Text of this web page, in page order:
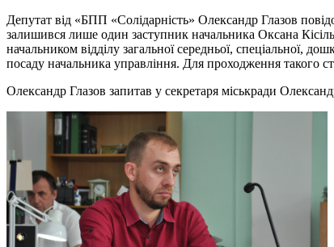
Депутат від «БПП «Солідарність» Олександр Глазов
залишився лише один заступник начальника Оксана
начальником відділу загальної середньої, спеціальної,
посаду начальника управління. Для проходження такого
Олександр Глазов запитав у секретаря міськради